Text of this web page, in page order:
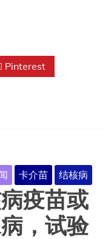
Pinterest
卡介苗 结核病
疫苗或
，试验